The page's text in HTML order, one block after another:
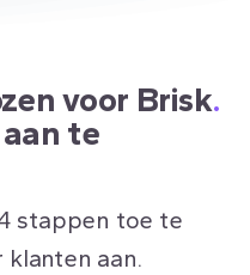
voor Brisk.
te
stappen toe te
klanten aan.